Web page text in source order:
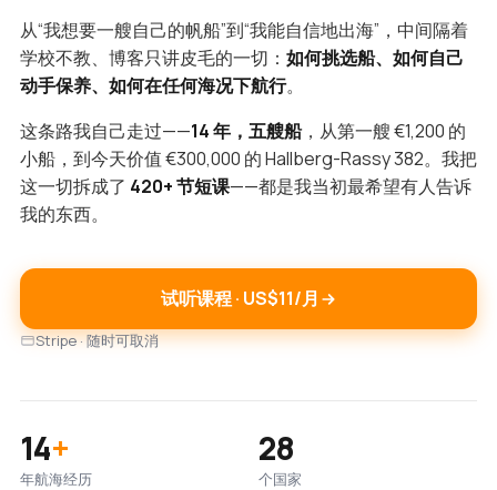
从“我想要一艘自己的帆船”到“我能自信地出海”，中间隔着
学校不教、博客只讲皮毛的一切： 如何挑选船、如何自己
动手保养、如何在任何海况下航行。
这条路我自己走过——14 年，五艘船，从第一艘 €1,200 的
小船，到今天价值 €300,000 的 Hallberg-Rassy 382。我把
这一切拆成了 420+ 节短课——都是我当初最希望有人告诉
我的东西。
试听课程 · US$11/月
Stripe · 随时可取消
14+
年航海经历
28
个国家